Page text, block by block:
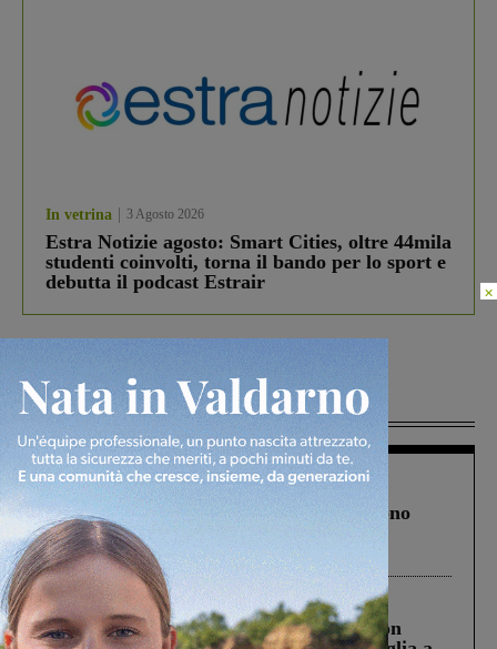
In vetrina 3 Agosto 2026
Estra Notizie agosto: Smart Cities, oltre 44mila
studenti coinvolti, torna il bando per lo sport e
debutta il podcast Estrair
Più lette
Cronaca 4 Agosto 2026
Un anno fa la strage in A1 in cui morirono
Gianni, Giulia e Franco. Lo schianto, il
processo, lo stop ai sorpassi fra tir....
Cronaca 3 Agosto 2026
Scomparso da una struttura di Castiglion
×